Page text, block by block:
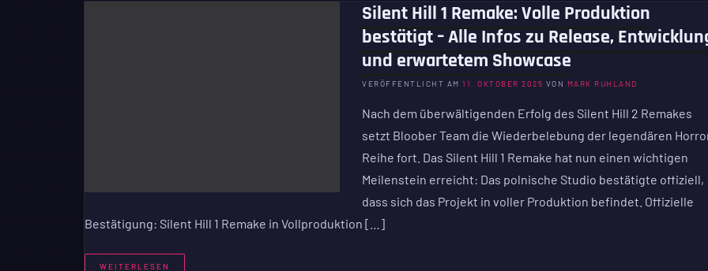
Silent Hill 1 Remake: Volle Produktion
bestätigt – Alle Infos zu Release,
und erwartetem Showcase
VERÖFFENTLICHT AM11. OKTOBER 2025 VON MARK RUHLAND
Nach dem überwältigenden Erfolg des Silent Hill 2 Remakes
setzt Bloober Team die Wiederbelebung der legendären
Reihe fort. Das Silent Hill 1 Remake hat nun einen wichtigen
Meilenstein erreicht: Das polnische Studio bestätigte offiziell,
dass sich das Projekt in voller Produktion befindet. Offizielle
Bestätigung: Silent Hill 1 Remake in Vollproduktion […]
WEITERLESEN